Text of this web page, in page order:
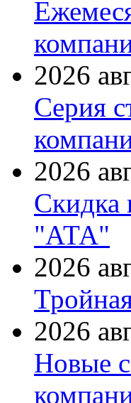
2026
Серия
2026
Скидка
"АТА"
2026
2026
Новые